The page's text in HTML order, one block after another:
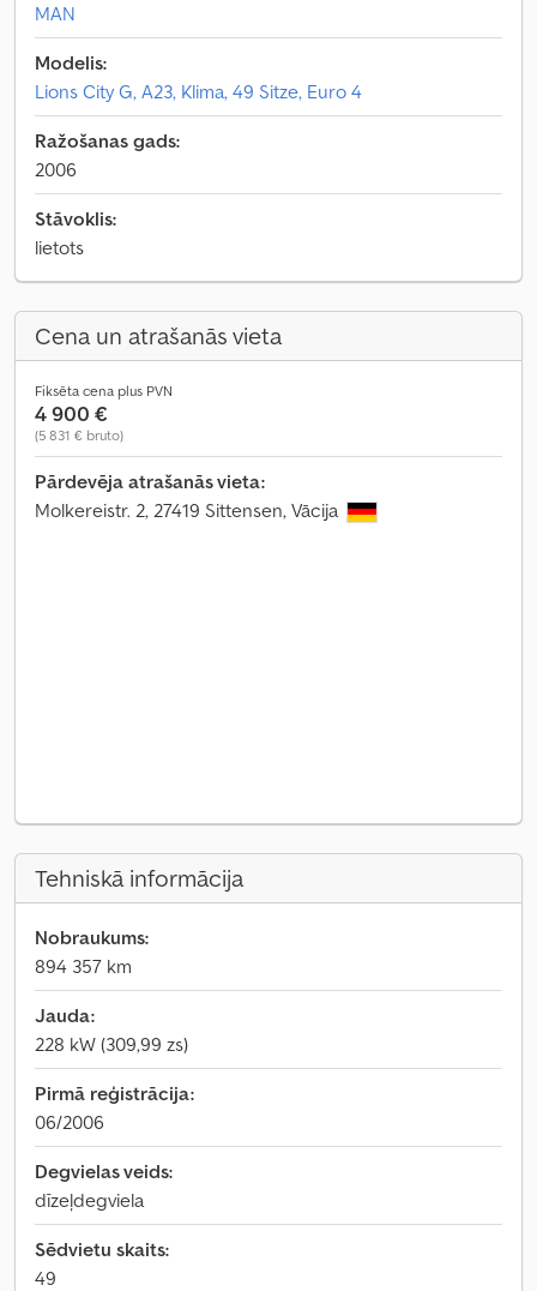
MAN
Modelis:
Lions City G, A23, Klima, 49 Sitze, Euro 4
Ražošanas gads:
2006
Stāvoklis:
lietots
Cena un atrašanās vieta
Fiksēta cena plus PVN
4 900 €
(5 831 € bruto)
Pārdevēja atrašanās vieta:
Molkereistr. 2, 27419 Sittensen, Vācija
Tehniskā informācija
Nobraukums:
894 357 km
Jauda:
228 kW (309,99 zs)
Pirmā reģistrācija:
06/2006
Degvielas veids:
dīzeļdegviela
Sēdvietu skaits:
49